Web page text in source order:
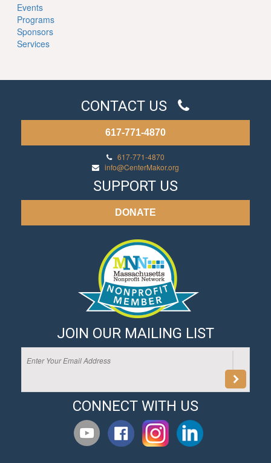
Events
Programs
Sponsors
Services
CONTACT US
617-771-4870
617-771-4870
info@CenterMakor.org
SUPPORT US
DONATE
JOIN OUR MAILING LIST
CONNECT WITH US